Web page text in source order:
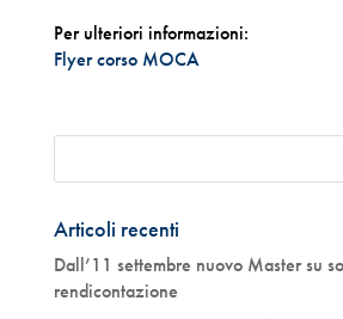
Per ulteriori informazioni:
Flyer corso MOCA
Articoli recenti
Dall’11 settembre nuovo Master su
rendicontazione